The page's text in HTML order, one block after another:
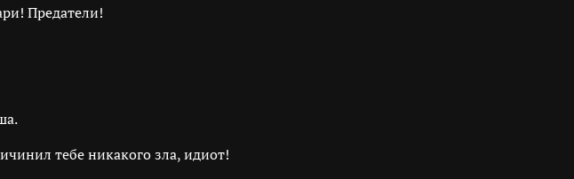
Предатели!
тебе никакого зла, идиот!